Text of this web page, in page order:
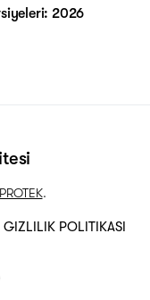
2026
GIZLILIK POLITIKASI
PROTEK.